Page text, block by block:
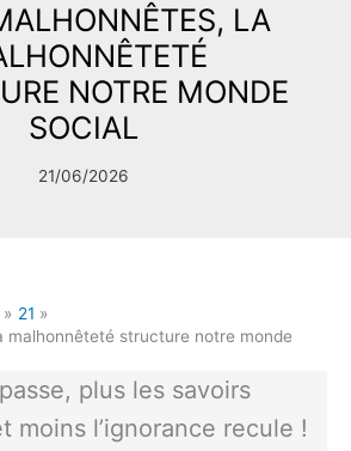
LA
NOTRE MONDE
SOCIAL
21/06/2026
21
malhonnêteté structure notre monde
plus les savoirs
moins l’ignorance recule !